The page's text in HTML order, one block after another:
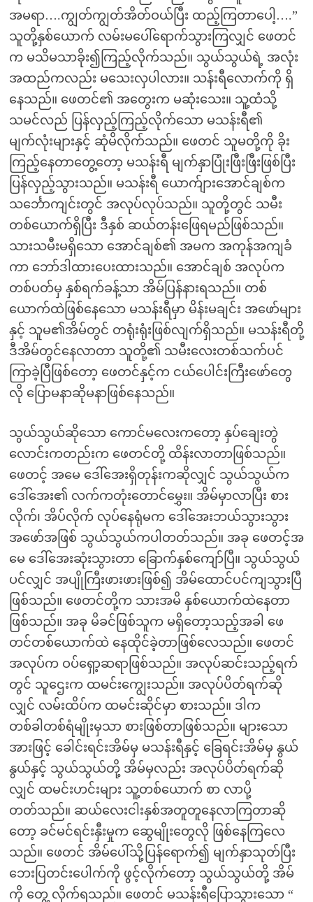
အမရာ….ကျွတ်ကျွတ်အိတ်ဝယ်ပြီး ထည့်ကြတာပေါ့….”
သူတို့နှစ်ယောက် လမ်းမပေါ်ရောက်သွားကြလျှင် ဖေတင်
က မသိမသာခိုး၍ကြည့်လိုက်သည်။ သွယ်သွယ်ရဲ့ အလုံး
အထည်ကလည်း မသေးလှပါလား။ သန်းရီလောက်ကို ရှိ
နေသည်။ ဖေတင်၏ အတွေးက မဆုံးသေး။ သူ့ထံသို့
သမင်လည် ပြန်လှည့်ကြည့်လိုက်သော မသန်းရီ၏
မျက်လုံးများနှင့် ဆုံမိလိုက်သည်။ ဖေတင် သူမတို့ကို ခိုး
ကြည့်နေတာတွေ့တော့ မသန်းရီ မျက်နှာပြုံးဖြီးဖြီးဖြစ်ပြီး
ပြန်လှည့်သွားသည်။ မသန်းရီ ယောက်ျားအောင်ချစ်က
သင်္ဘောကျင်းတွင် အလုပ်လုပ်သည်။ သူတို့တွင် သမီး
တစ်ယောက်ရှိပြီး ဒီနှစ် ဆယ်တန်းဖြေရမည်ဖြစ်သည်။
သားသမီးမရှိသော အောင်ချစ်၏ အမက အကုန်အကျခံ
ကာ ဘော်ဒါထားပေးထားသည်။ အောင်ချစ် အလုပ်က
တစ်ပတ်မှ နှစ်ရက်ခန့်သာ အိမ်ပြန်နားရသည်။ တစ်
ယောက်ထဲဖြစ်နေသော မသန်းရီမှာ မိန်းမချင်း အဖော်များ
နှင့် သူမ၏အိမ်တွင် တရုံးရုံးဖြစ်လျက်ရှိသည်။ မသန်းရီတို့
ဒီအိမ်တွင်နေလာတာ သူတို့၏ သမီးလေးတစ်သက်ပင်
ကြာခဲ့ပြီဖြစ်တော့ ဖေတင်နှင့်က ငယ်ပေါင်းကြီးဖော်တွေ
လို ပြောမနာဆိုမနာဖြစ်နေသည်။
သွယ်သွယ်ဆိုသော ကောင်မလေးကတော့ နှပ်ချေးတွဲ
လောင်းကတည်းက ဖေတင်တို့ ထိန်းလာတာဖြစ်သည်။
ဖေတင့် အမေ ဒေါ်အေးရှိတုန်းကဆိုလျှင် သွယ်သွယ်က
ဒေါ်အေး၏ လက်ကတုံးတောင်မွှေး။ အိမ်မှာလာပြီး စား
လိုက်၊ အိပ်လိုက် လုပ်နေရုံမက ဒေါ်အေးဘယ်သွားသွား
အဖော်အဖြစ် သွယ်သွယ်ကပါတတ်သည်။ အခု ဖေတင့်အ
မေ ဒေါ်အေးဆုံးသွားတာ ခြောက်နှစ်ကျော်ပြီ။ သွယ်သွယ်
ပင်လျှင် အပျိုကြီးဖားဖားဖြစ်၍ အိမ်ထောင်ပင်ကျသွားပြီ
ဖြစ်သည်။ ဖေတင်တို့က သားအမိ နှစ်ယောက်ထဲနေတာ
ဖြစ်သည်။ အခု မိခင်ဖြစ်သူက မရှိတော့သည့်အခါ ဖေ
တင်တစ်ယောက်ထဲ နေထိုင်ခဲ့တာဖြစ်လေသည်။ ဖေတင်
အလုပ်က ဝပ်ရှော့ဆရာဖြစ်သည်။ အလုပ်ဆင်းသည့်ရက်
တွင် သူဌေးက ထမင်းကျွေးသည်။ အလုပ်ပိတ်ရက်ဆို
လျှင် လမ်းထိပ်က ထမင်းဆိုင်မှာ စားသည်။ ဒါက
တစ်ခါတစ်ရံမျိုးမှသာ စားဖြစ်တာဖြစ်သည်။ များသော
အားဖြင့် ခေါင်းရင်းအိမ်မှ မသန်းရီနှင့် ခြေရင်းအိမ်မှ နွယ်
နွယ်နှင့် သွယ်သွယ်တို့ အိမ်မှလည်း အလုပ်ပိတ်ရက်ဆို
လျှင် ထမင်းဟင်းများ သူ့တစ်ယောက် စာ လာပို့
တတ်သည်။ ဆယ်လေးငါးနှစ်အတူတူနေလာကြတာဆို
တော့ ခင်မင်ရင်းနှီးမှုက ဆွေမျိုးတွေလို ဖြစ်နေကြလေ
သည်။ ဖေတင် အိမ်ပေါ်သို့ပြန်ရောက်၍ မျက်နှာသုတ်ပြီး
ဘေးပြတင်းပေါက်ကို ဖွင့်လိုက်တော့ သွယ်သွယ်တို့ အိမ်
ကို တွေ့ လိုက်ရသည်။ ဖေတင် မသန်းရီပြောသွားသော “